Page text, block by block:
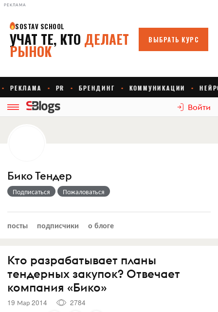
РЕКЛАМА
Войти
Бико Тендер
Подписаться Пожаловаться
посты подписчики о блоге
Кто разрабатывает планы
тендерных закупок? Отвечает
компания «Бико»
19 Мар 2014
2784